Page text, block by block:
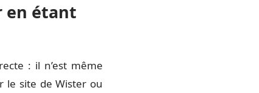
en étant
: il n’est même
le site de Wister ou